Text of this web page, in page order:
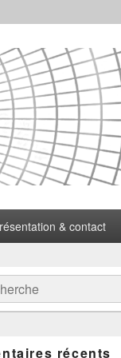
& contact
récents